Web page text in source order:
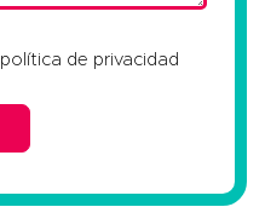
política de privacidad